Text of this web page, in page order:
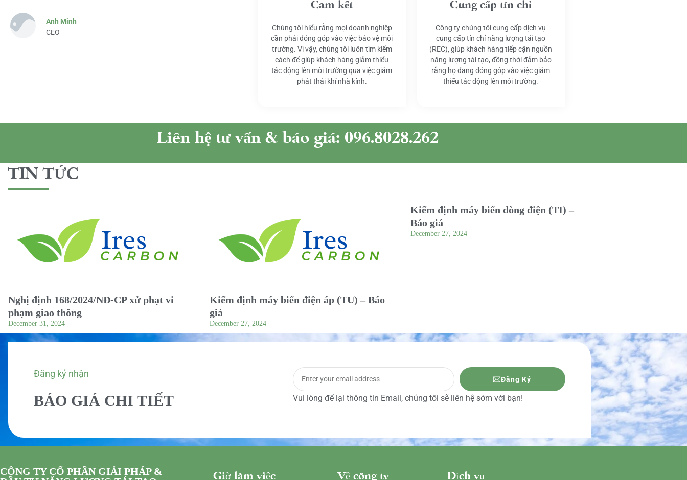
Anh Minh
CEO
Cam kết
Chúng tôi hiểu rằng mọi doanh nghiệp
cần phải đóng góp vào việc bảo vệ môi
trường. Vì vậy, chúng tôi luôn tìm kiếm
cách để giúp khách hàng giảm thiểu
tác động lên môi trường qua việc giảm
phát thải khí nhà kính.
Cung cấp tín chỉ
Công ty chúng tôi cung cấp dịch vụ
cung cấp tín chỉ năng lượng tái tạo
(REC), giúp khách hàng tiếp cận nguồn
năng lượng tái tạo, đồng thời đảm bảo
rằng họ đang đóng góp vào việc giảm
thiểu tác động lên môi trường.
Liên hệ tư vấn & báo giá: 096.8028.262
TIN TỨC
Nghị định 168/2024/NĐ-CP xử phạt vi
phạm giao thông
December 31, 2024
Kiểm định máy biến điện áp (TU) – Báo
giá
December 27, 2024
Kiểm định máy biến dòng điện (TI) –
Báo giá
December 27, 2024
Đăng ký nhận
BÁO GIÁ CHI TIẾT
Đăng Ký
Vui lòng để lại thông tin Email, chúng tôi sẽ liên hệ sớm với bạn!
CÔNG TY CỔ PHẦN GIẢI PHÁP &
Giờ làm việc Về công ty Dịch vụ